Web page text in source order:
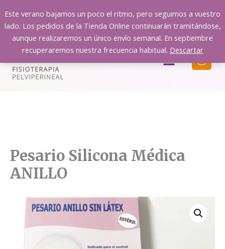
Este verano bajamos un poco el ritmo, pero seguimos a vuestro
lado. Los pedidos de la Tienda Online continuarán tramitándose,
aunque realizaremos un único envío semanal. En septiembre
recuperaremos nuestra frecuencia habitual. Descartar
contenido
Menú
Pesario Silicona Médica
ANILLO
Pesario
Silicona
ANILLO